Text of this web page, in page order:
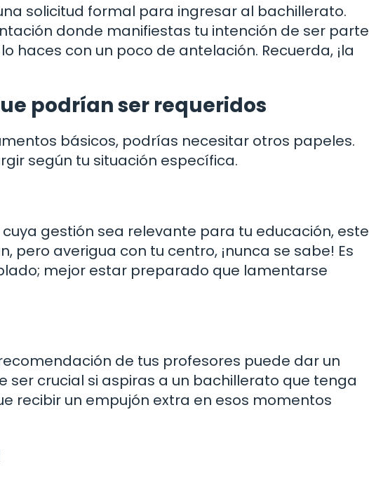
solicitud formal para ingresar al bachillerato.
donde manifiestas tu intención de ser parte
haces con un poco de antelación. Recuerda, ¡la
podrían ser requeridos
básicos, podrías necesitar otros papeles.
según tu situación específica.
gestión sea relevante para tu educación, este
pero averigua con tu centro, ¡nunca se sabe! Es
mejor estar preparado que lamentarse
de tus profesores puede dar un
ser crucial si aspiras a un bachillerato que tenga
recibir un empujón extra en esos momentos